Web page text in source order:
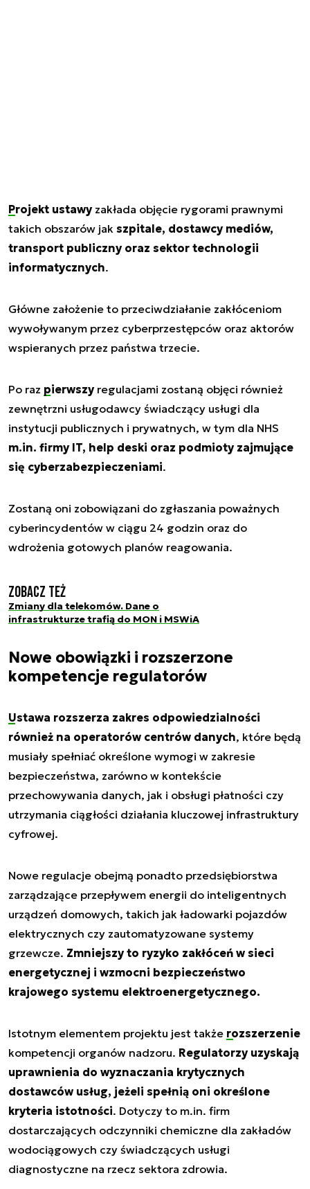
Projekt ustawyzakłada objęcie rygorami prawnymi
takich obszarów jak szpitale, dostawcy mediów,
transport publiczny oraz sektor technologii
informatycznych.
Główne założenie to przeciwdziałanie zakłóceniom
wywoływanym przez cyberprzestępców oraz aktorów
wspieranych przez państwa trzecie.
Po raz pierwszyregulacjami zostaną objęci również
zewnętrzni usługodawcy świadczący usługi dla
instytucji publicznych i prywatnych, w tym dla NHS
m.in. firmy IT, help deski oraz podmioty zajmujące
się cyberzabezpieczeniami.
Zostaną oni zobowiązani do zgłaszania poważnych
cyberincydentów w ciągu 24 godzin oraz do
wdrożenia gotowych planów reagowania.
Zobacz też
Zmiany dla telekomów. Dane o
infrastrukturze trafią do MON i MSWiA
Nowe obowiązki i rozszerzone
kompetencje regulatorów
Ustawa rozszerza zakres odpowiedzialności
również na operatorów centrów danych, które będą
musiały spełniać określone wymogi w zakresie
bezpieczeństwa, zarówno w kontekście
przechowywania danych, jak i obsługi płatności czy
utrzymania ciągłości działania kluczowej infrastruktury
cyfrowej.
Nowe regulacje obejmą ponadto przedsiębiorstwa
zarządzające przepływem energii do inteligentnych
urządzeń domowych, takich jak ładowarki pojazdów
elektrycznych czy zautomatyzowane systemy
grzewcze. Zmniejszy to ryzyko zakłóceń w sieci
energetycznej i wzmocni bezpieczeństwo
krajowego systemu elektroenergetycznego.
Istotnym elementem projektu jest także rozszerzenie
kompetencji organów nadzoru. Regulatorzy uzyskają
uprawnienia do wyznaczania krytycznych
dostawców usług, jeżeli spełnią oni określone
kryteria istotności. Dotyczy to m.in. firm
dostarczających odczynniki chemiczne dla zakładów
wodociągowych czy świadczących usługi
diagnostyczne na rzecz sektora zdrowia.